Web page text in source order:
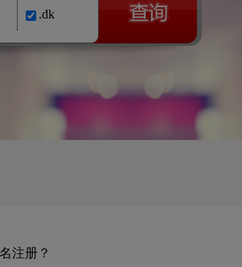
.dk
注册？